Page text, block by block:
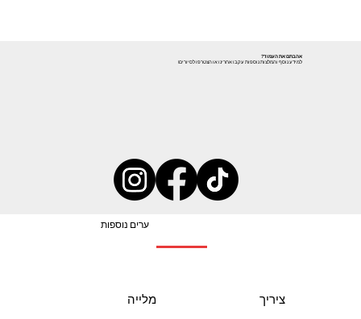
אהבתם את העמוד?
למידע נוסף והמלצות נוספות עקבו אחרינו או הצטרפו לסיורים!
מלייה ציריך
ערים נוספות